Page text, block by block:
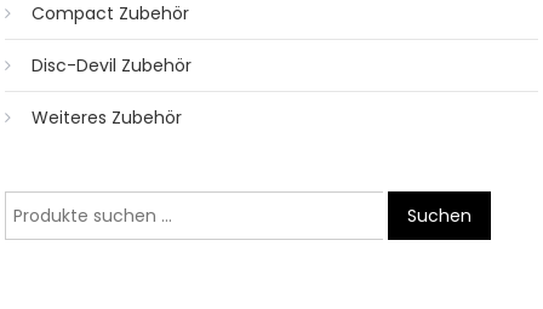
Compact Zubehör
Disc-Devil Zubehör
Weiteres Zubehör
Suche
nach:
Suchen